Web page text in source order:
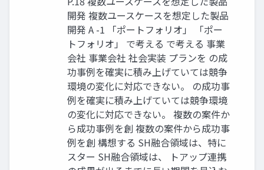
開発 複数ユースケースを想定した製品
開発 A -1 「ポートフォリオ」 「ポー
トフォリオ」 で考える で考える 事業
会社 事業会社 社会実装 プランを の成
功事例を確実に積み上げていては競争
環境の変化に対応できない。 の成功事
例を確実に積み上げていては競争環境
の変化に対応できない。 複数の案件か
ら成功事例を創 複数の案件から成功事
例を創 構想する SH融合領域は、特に
スター SH融合領域は、 トアップ連携